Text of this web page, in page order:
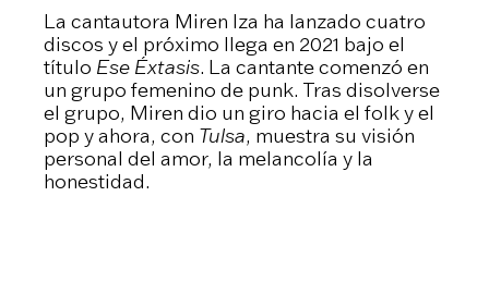
La cantautora Miren Iza ha lanzado cuatro
discos y el próximo llega en 2021 bajo el
título Ese Éxtasis. La cantante comenzó en
un grupo femenino de punk. Tras disolverse
el grupo, Miren dio un giro hacia el folk y el
pop y ahora, con Tulsa, muestra su visión
personal del amor, la melancolía y la
honestidad.